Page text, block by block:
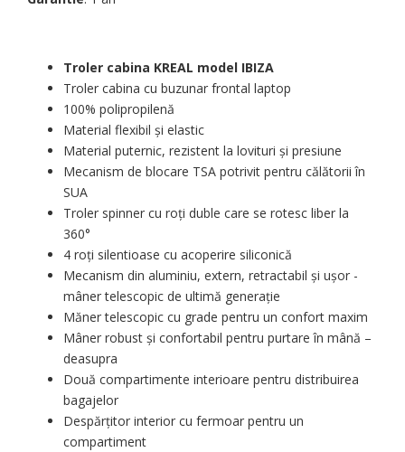
Troler cabina KREAL model IBIZA
Troler cabina cu buzunar frontal laptop
100% polipropilenă
Material flexibil și elastic
Material puternic, rezistent la lovituri și presiune
Mecanism de blocare TSA potrivit pentru călătorii în
SUA
Troler spinner cu roți duble care se rotesc liber la
360°
4 roți silentioase cu acoperire siliconică
Mecanism din aluminiu, extern, retractabil și ușor -
mâner telescopic de ultimă generație
Măner telescopic cu grade pentru un confort maxim
Mâner robust și confortabil pentru purtare în mână –
deasupra
Două compartimente interioare pentru distribuirea
bagajelor
Despărțitor interior cu fermoar pentru un
compartiment